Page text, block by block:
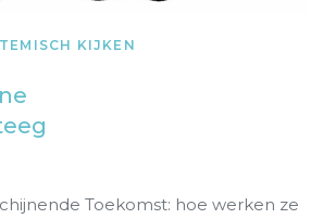
KIJKEN
Toekomst: hoe werken ze